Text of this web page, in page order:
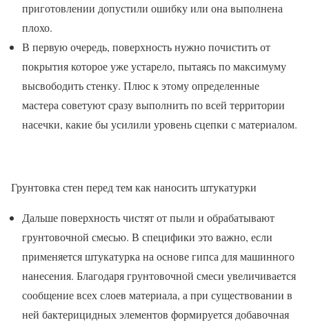
приготовлении допустили ошибку или она выполнена
плохо.
В первую очередь, поверхность нужно почистить от
покрытия которое уже устарело, пытаясь по максимуму
высвободить стенку. Плюс к этому определенные
мастера советуют сразу выполнить по всей территории
насечки, какие бы усилили уровень сцепки с материалом.
Грунтовка стен перед тем как наносить штукатурки
Дальше поверхность чистят от пыли и обрабатывают
грунтовочной смесью. В специфики это важно, если
применяется штукатурка на основе гипса для машинного
нанесения. Благодаря грунтовочной смеси увеличивается
сообщение всех слоев материала, а при существовании в
ней бактерицидных элементов формируется добавочная